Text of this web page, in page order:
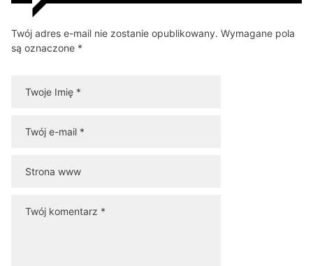
Twój adres e-mail nie zostanie opublikowany. Wymagane pola
są oznaczone *